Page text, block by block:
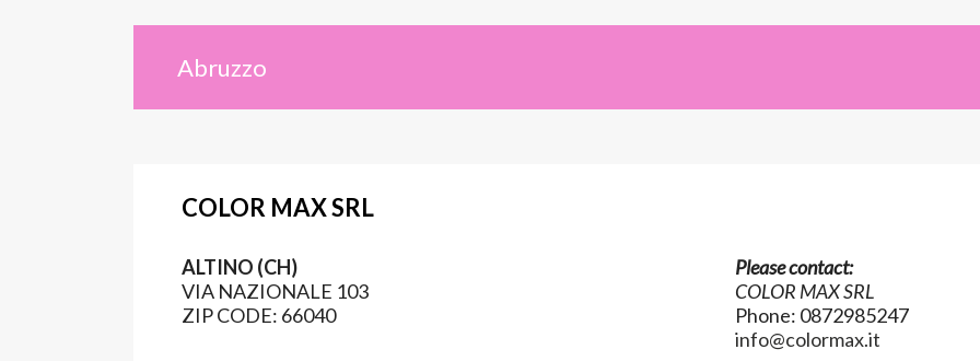
Abruzzo
COLOR MAX SRL
ALTINO (CH)
VIA NAZIONALE 103
ZIP CODE: 66040
Please contact:
COLOR MAX SRL
Phone: 0872985247
info@colormax.it